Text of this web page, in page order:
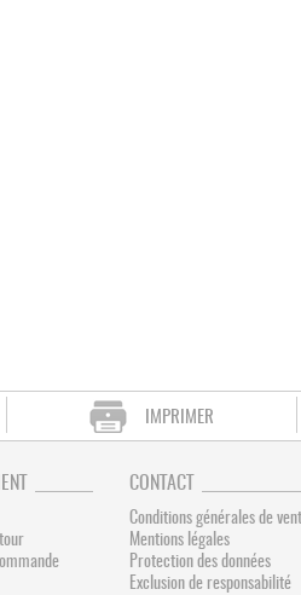
IMPRIMER
CONTACT
Conditions générales de
Mentions légales
Protection des données
Exclusion de responsabilité